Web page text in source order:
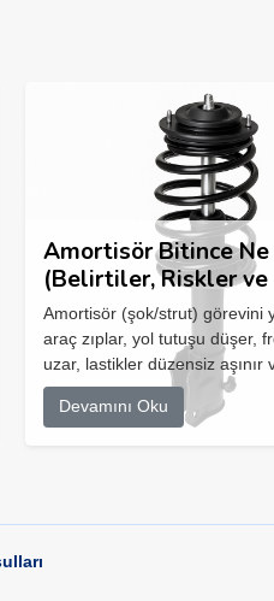
Amortisör Bitince Ne
(Belirtiler, Riskler ve
Amortisör (şok/strut) görevini
araç zıplar, yol tutuşu düşer,
uzar, lastikler düzensiz aşınır
Devamını Oku